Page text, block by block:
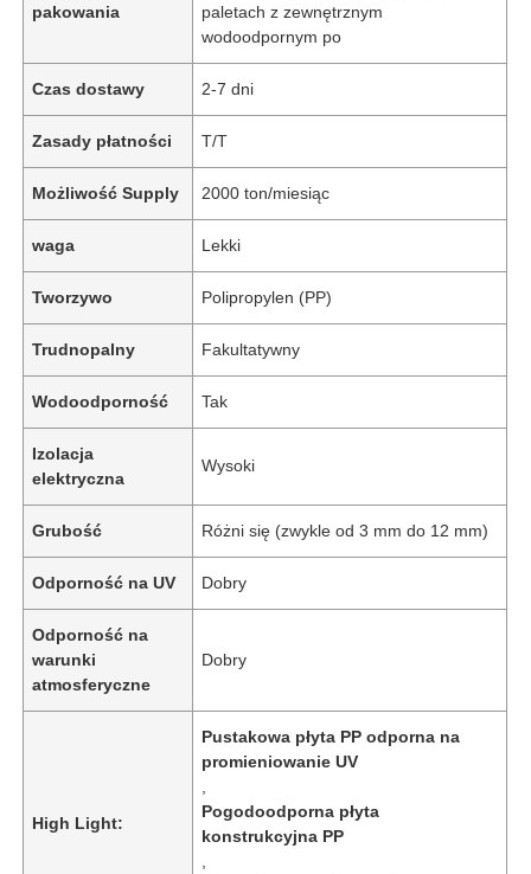
pakowania
paletach z zewnętrznym
wodoodpornym po
Czas dostawy 2-7 dni
Zasady płatności T/T
Możliwość Supply 2000 ton/miesiąc
waga Lekki
Tworzywo Polipropylen (PP)
Trudnopalny Fakultatywny
Wodoodporność Tak
Izolacja
elektryczna
Wysoki
Grubość Różni się (zwykle od 3 mm do 12 mm)
Odporność na UV Dobry
Odporność na
warunki
atmosferyczne
Dobry
High Light:
Pustakowa płyta PP odporna na
promieniowanie UV
Pogodoodporna płyta
konstrukcyjna PP